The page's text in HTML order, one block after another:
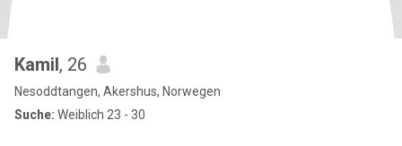
Kamil, 26
Nesoddtangen, Akershus, Norwegen
Suche: Weiblich 23 - 30